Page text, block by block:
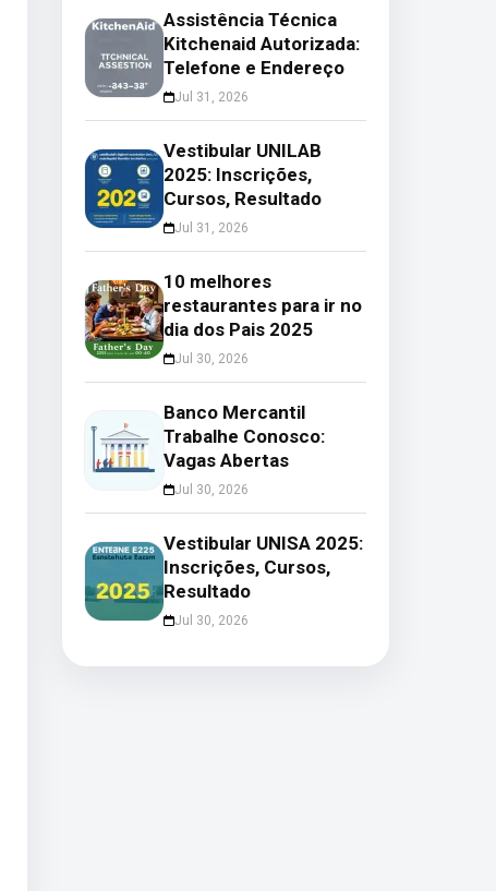
Assistência Técnica
Kitchenaid Autorizada:
Telefone e Endereço
Jul 31, 2026
Vestibular UNILAB
2025: Inscrições,
Cursos, Resultado
Jul 31, 2026
10 melhores
restaurantes para ir no
dia dos Pais 2025
Jul 30, 2026
Banco Mercantil
Trabalhe Conosco:
Vagas Abertas
Jul 30, 2026
Vestibular UNISA 2025:
Inscrições, Cursos,
Resultado
Jul 30, 2026